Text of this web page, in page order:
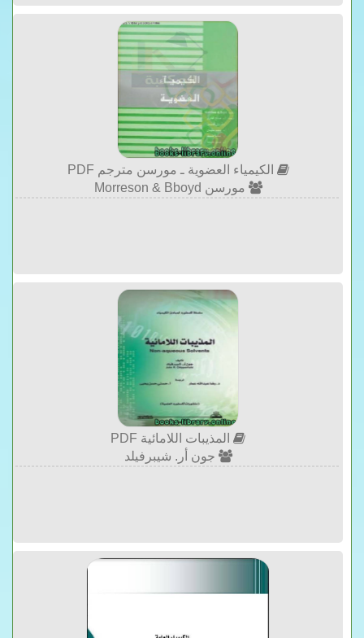
الكيمياء العضوية ـ مورسن مترجم PDF
مورسن Morreson & Bboyd
المذيبات اللامائية PDF
جون أر. شيبرفيلد